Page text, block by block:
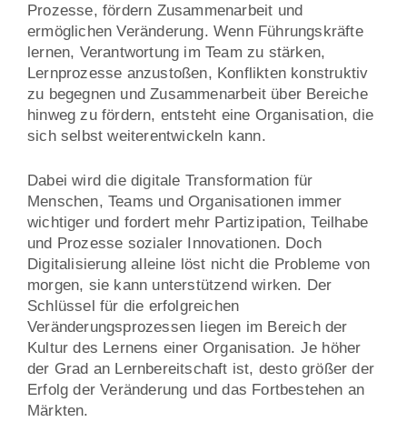
Prozesse, fördern Zusammenarbeit und
ermöglichen Veränderung. Wenn Führungskräfte
lernen, Verantwortung im Team zu stärken,
Lernprozesse anzustoßen, Konflikten konstruktiv
zu begegnen und Zusammenarbeit über Bereiche
hinweg zu fördern, entsteht eine Organisation, die
sich selbst weiterentwickeln kann.
Dabei wird die digitale Transformation für
Menschen, Teams und Organisationen immer
wichtiger und fordert mehr Partizipation, Teilhabe
und Prozesse sozialer Innovationen. Doch
Digitalisierung alleine löst nicht die Probleme von
morgen, sie kann unterstützend wirken. Der
Schlüssel für die erfolgreichen
Veränderungsprozessen liegen im Bereich der
Kultur des Lernens einer Organisation. Je höher
der Grad an Lernbereitschaft ist, desto größer der
Erfolg der Veränderung und das Fortbestehen an
Märkten.